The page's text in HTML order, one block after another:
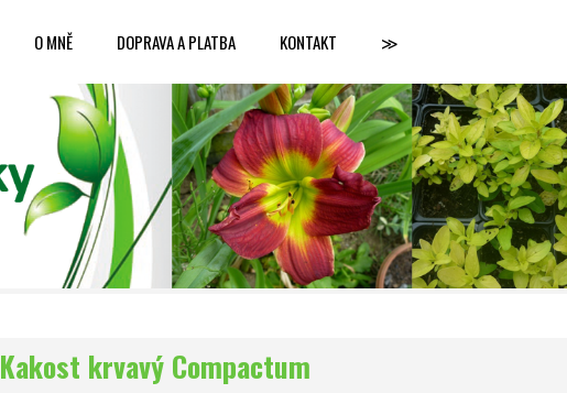
O MNĚ DOPRAVA A PLATBA KONTAKT ≫
Kakost krvavý Compactum